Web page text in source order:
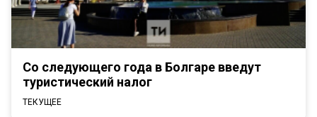
Со следующего года в Болгаре введут
туристический налог
ТЕКУЩЕЕ